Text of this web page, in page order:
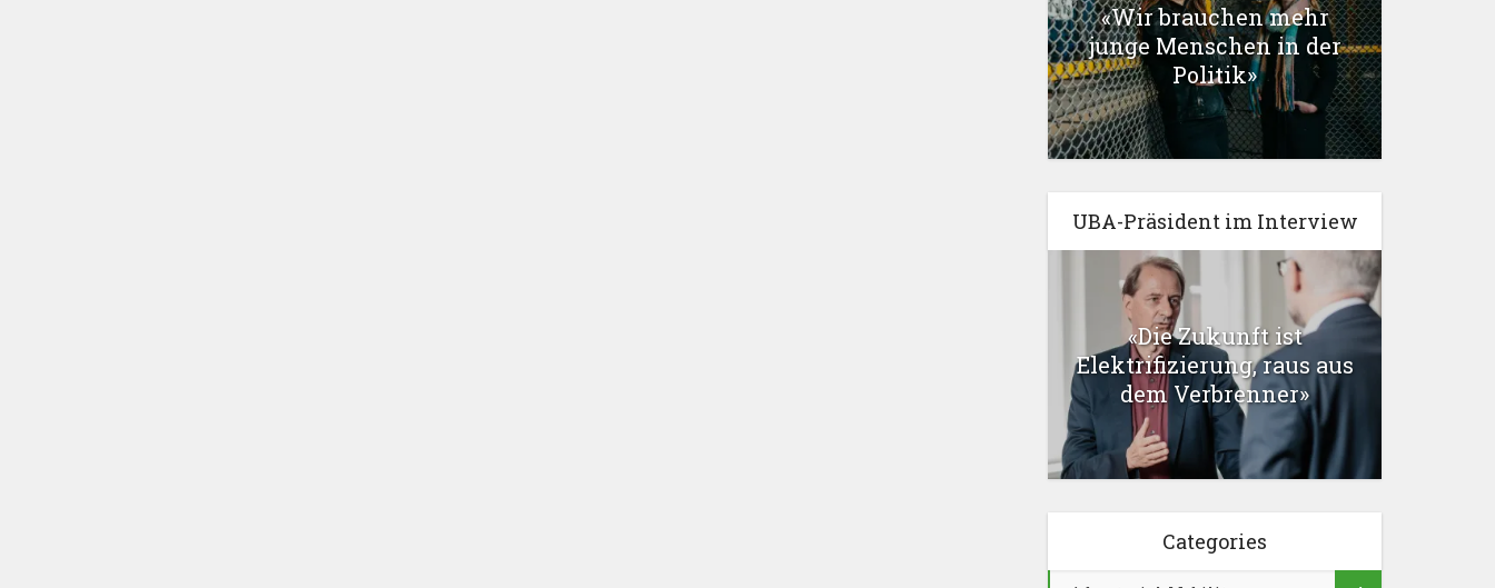
«Wir brauchen mehr
junge Menschen in der
Politik»
UBA-Präsident im Interview
«Die Zukunft ist
Elektrifizierung, raus aus
dem Verbrenner»
Categories